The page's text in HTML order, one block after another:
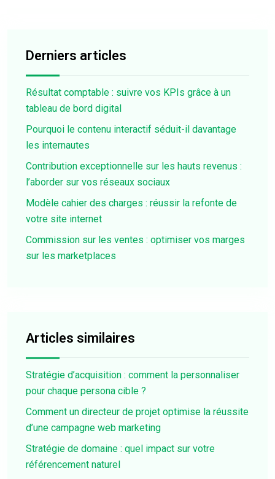
Derniers articles
Résultat comptable : suivre vos KPIs grâce à un
tableau de bord digital
Pourquoi le contenu interactif séduit-il davantage
les internautes
Contribution exceptionnelle sur les hauts revenus :
l’aborder sur vos réseaux sociaux
Modèle cahier des charges : réussir la refonte de
votre site internet
Commission sur les ventes : optimiser vos marges
sur les marketplaces
Articles similaires
Stratégie d’acquisition : comment la personnaliser
pour chaque persona cible ?
Comment un directeur de projet optimise la réussite
d’une campagne web marketing
Stratégie de domaine : quel impact sur votre
référencement naturel